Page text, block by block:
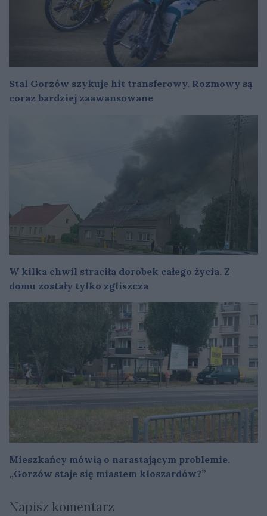
Stal Gorzów szykuje hit transferowy. Rozmowy są
coraz bardziej zaawansowane
W kilka chwil straciła dorobek całego życia. Z
domu zostały tylko zgliszcza
Mieszkańcy mówią o narastającym problemie.
„Gorzów staje się miastem kloszardów?”
Napisz komentarz